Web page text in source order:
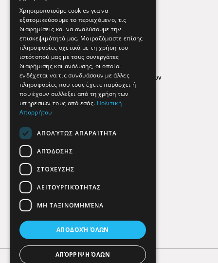
Εφημερεύοντα Φαρμακεία
Απόρρητο
Όροι Χρήσης
Πολιτική προστασίας δεδομένων
Findhere
Social Media
Χρησιμοποιούμε cookies για να
εξατομικεύσουμε το περιεχόμενο, τις
διαφημίσεις και να αναλύσουμε την
επισκεψιμότητά μας. Μοιραζόμαστε επίσης
πληροφορίες σχετικά με τη χρήση του
ιστότοπού μας με τους συνεργάτες
διαφήμισης και ανάλυσης, οι οποίοι
ενδέχεται να τις συνδυάσουν με άλλες
πληροφορίες που τους έχετε παράσχει ή
που έχουν συλλέξει από τη χρήση των
υπηρεσιών τους από εσάς. Πολιτική
Απορρήτου
ΑΠΟΛΎΤΩΣ ΑΠΑΡΑΊΤΗΤΑ
ΑΠΌΔΟΣΗΣ
ΣΤΌΧΕΥΣΗΣ
ΛΕΙΤΟΥΡΓΙΚΌΤΗΤΑΣ
ΜΗ ΤΑΞΙΝΟΜΗΜΈΝΑ
ΑΠΟΔΟΧΉ ΌΛΩΝ
ΑΠΌΡΡΙΨΗ ΌΛΩΝ